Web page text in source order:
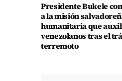
Presidente Bukele
a la misión
humanitaria que
venezolanos tras el
terremoto